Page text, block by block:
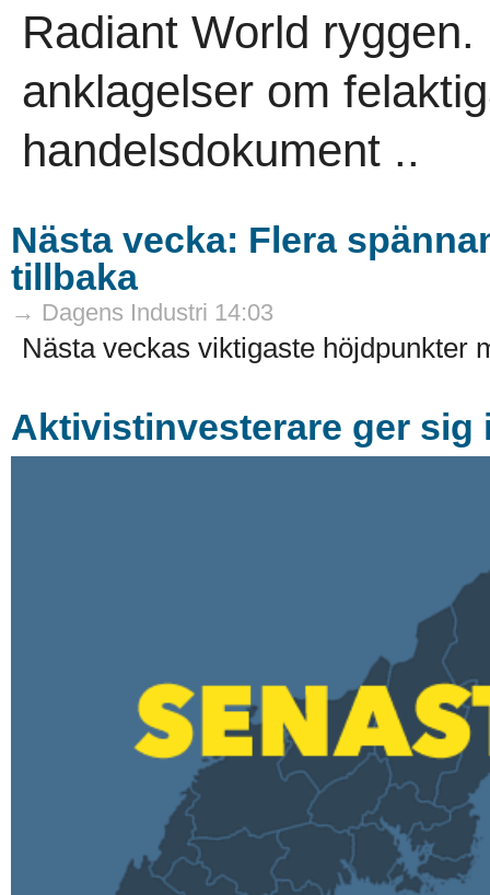
Radiant World
anklagelser om
handelsdokument ..
Nästa vecka: Flera
tillbaka
→ Dagens Industri 14:03
Nästa veckas viktigaste höjdpunkter
Aktivistinvesterare ger sig